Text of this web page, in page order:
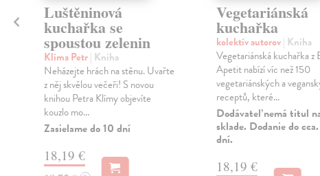
Luštěninová
kuchařka se
spoustou zelenin
Klíma Petr| Kniha
Neházejte hrách na stěnu. Uvařte
z něj skvělou večeři! S novou
knihou Petra Klímy objevíte
kouzlo mo...
Zasielame do 10 dní
18,19 €
Vegetariánská
kuchařka
kolektív autorov| Kniha
Vegetariánská kuchařka z
Apetit nabízí víc než 150
vegetariánských a
receptů, které...
Dodávateľ nemá titul
sklade. Dodanie do
dní.
18,19 €